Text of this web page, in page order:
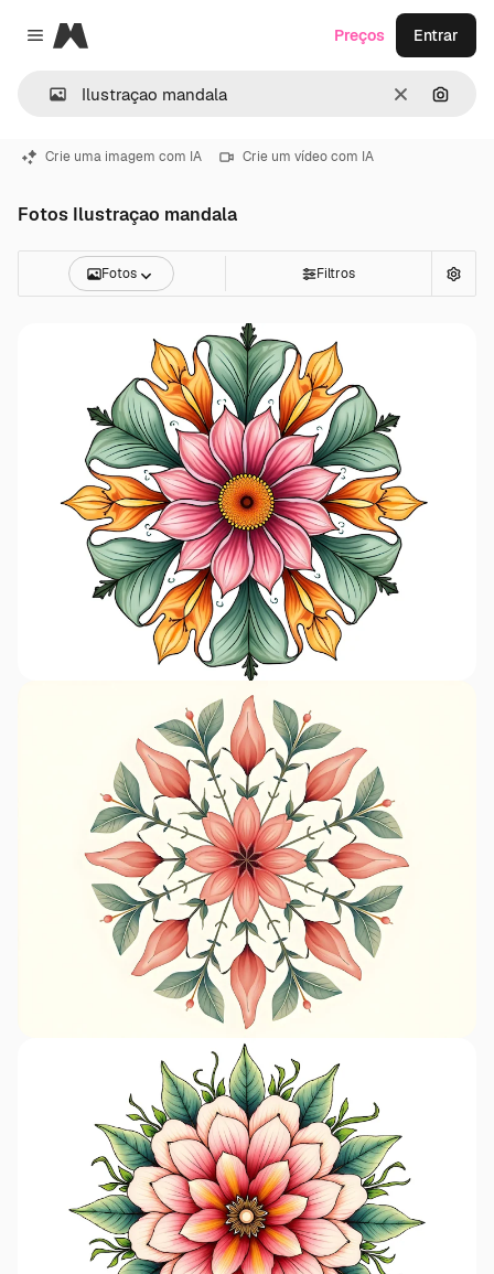
Close menu
Magnific
Limpar
Preços Entrar
Crie uma imagem com IA Crie um vídeo com IA
Fotos Ilustraçao mandala
Fotos Filtros